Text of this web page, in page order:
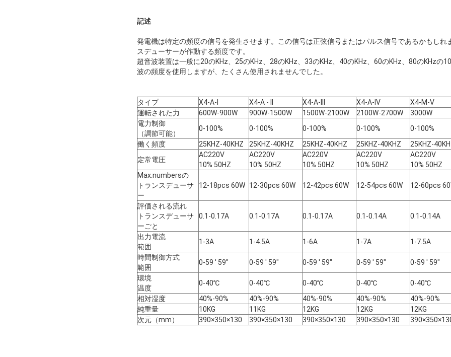
記述
発電機は特定の頻度の信号を発生させます。この信号は正弦信号またはパルス信号であるかもしれ
スデューサーが作動する頻度です。
超音波装置は一般に20のKHz、25のKHz、28のKHz、33のKHz、40のKHz、60のKHz、80のKHzの
波の頻度を使用しますが、たくさん使用されませんでした。
タイプ X4-A-I X4-A - II X4-A-III X4-A-IV
X4-M-V
運転された力
600W-900W 900W-1500W 1500W-2100W 2100W-2700W
3000W
電力制御
（調節可能）
0-100% 0-100% 0-100% 0-100%
0-100%
働く頻度
25KHZ-40KHZ 25KHZ-40KHZ 25KHZ-40KHZ 25KHZ-40KHZ
25KHZ-
定常電圧
AC220V
10% 50HZ
AC220V
10% 50HZ
AC220V
10% 50HZ
AC220V
10% 50HZ
AC220V
10% 50HZ
Max.numbersの
トランスデューサ
ー
12-18pcs 60W 12-30pcs 60W 12-42pcs 60W 12-54pcs 60W 12-60pcs
評価される流れ
トランスデューサ
ーごと
0.1-0.17A 0.1-0.17A 0.1-0.17A 0.1-0.14A 0.1-0.14A
出力電流
範囲
1-3A 1-4.5A 1-6A 1-7A
1-7.5A
時間制御方式
範囲
0-59 ' 59" 0-59 ' 59" 0-59 ' 59" 0-59 ' 59"
0-59 ' 59"
環境
温度
0-40℃ 0-40℃ 0-40℃ 0-40℃
0-40℃
相対湿度
40%-90% 40%-90% 40%-90% 40%-90%
40%-90%
純重量
10KG 11KG 12KG 12KG
12KG
次元（mm）
390×350×130 390×350×130 390×350×130 390×350×130